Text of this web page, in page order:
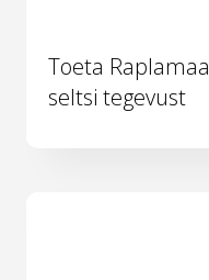
Toeta Raplamaa
seltsi tegevust